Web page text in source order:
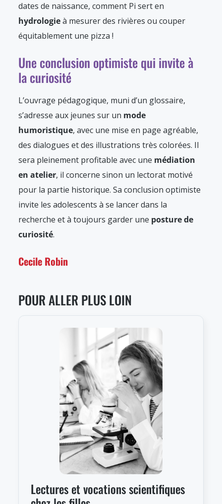
dates de naissance, comment Pi sert en
hydrologieà mesurer des rivières ou couper
équitablement une pizza !
Une conclusion optimiste qui invite à
la curiosité
L’ouvrage pédagogique, muni d’un glossaire,
s’adresse aux jeunes sur un mode
humoristique, avec une mise en page agréable,
des dialogues et des illustrations très colorées. Il
sera pleinement profitable avec une médiation
en atelier, il concerne sinon un lectorat motivé
pour la partie historique. Sa conclusion optimiste
invite les adolescents à se lancer dans la
recherche et à toujours garder une posture de
curiosité.
Cecile Robin
POUR ALLER PLUS LOIN
Lectures et vocations scientifiques